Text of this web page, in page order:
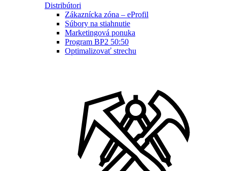
Distribútori
Zákaznícka zóna – eProfil
Súbory na stiahnutie
Marketingová ponuka
Program BP2 50:50
Optimalizovať strechu